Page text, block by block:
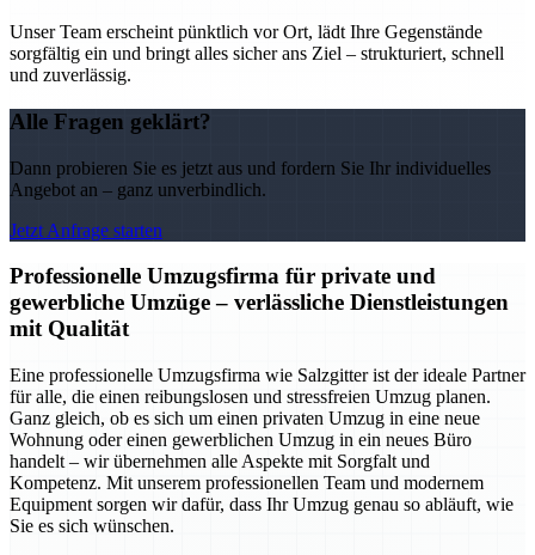
Unser Team erscheint pünktlich vor Ort, lädt Ihre Gegenstände
sorgfältig ein und bringt alles sicher ans Ziel – strukturiert, schnell
und zuverlässig.
Alle Fragen geklärt?
Dann probieren Sie es jetzt aus und fordern Sie Ihr individuelles
Angebot an – ganz unverbindlich.
Jetzt Anfrage starten
Professionelle Umzugsfirma für private und
gewerbliche Umzüge – verlässliche Dienstleistungen
mit Qualität
Eine professionelle Umzugsfirma wie Salzgitter ist der ideale Partner
für alle, die einen reibungslosen und stressfreien Umzug planen.
Ganz gleich, ob es sich um einen privaten Umzug in eine neue
Wohnung oder einen gewerblichen Umzug in ein neues Büro
handelt – wir übernehmen alle Aspekte mit Sorgfalt und
Kompetenz. Mit unserem professionellen Team und modernem
Equipment sorgen wir dafür, dass Ihr Umzug genau so abläuft, wie
Sie es sich wünschen.